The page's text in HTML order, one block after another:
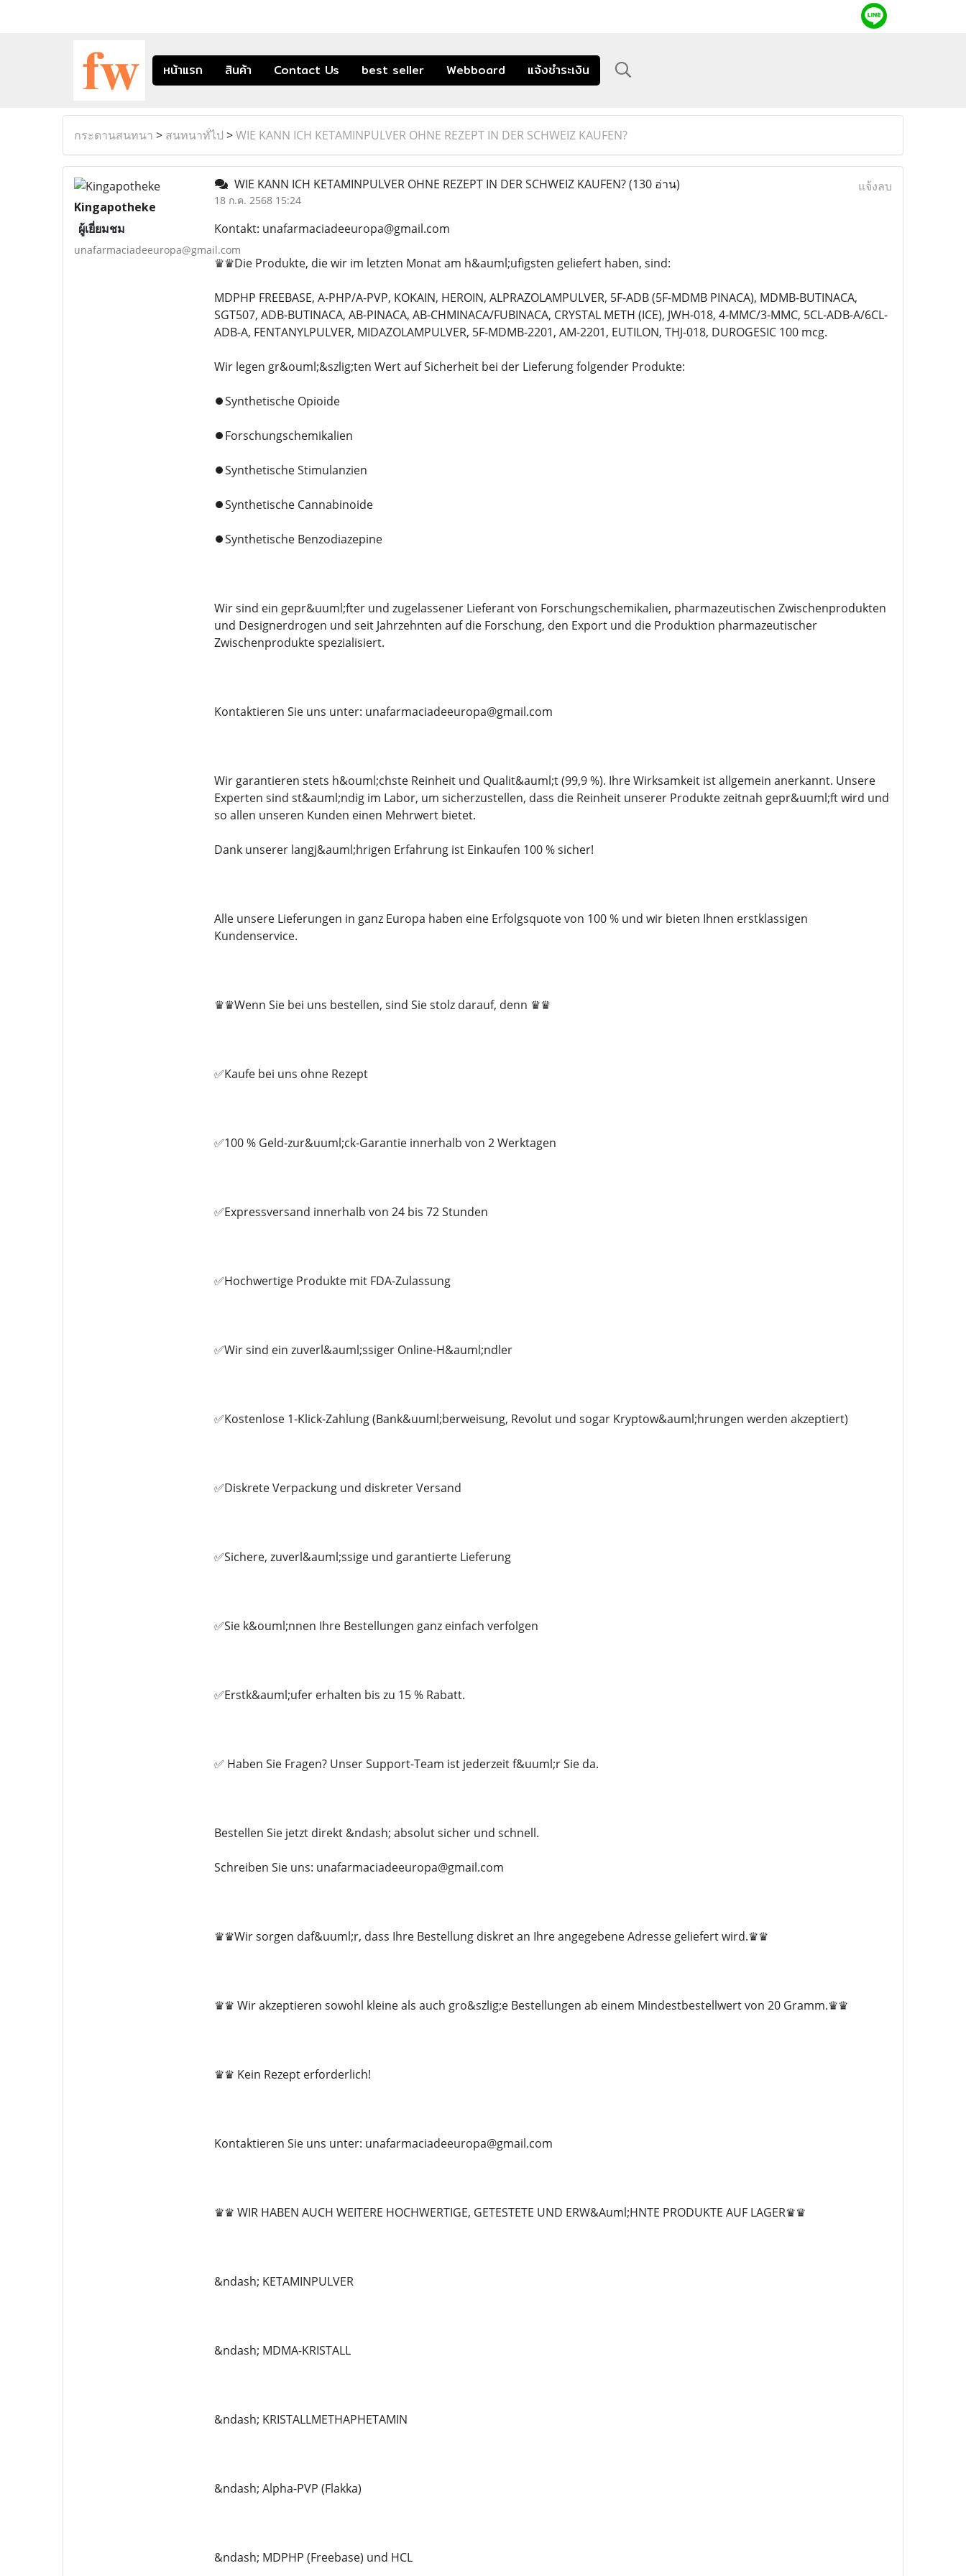
หน้าแรก สินค้า Contact Us best seller Webboard แจ้งชำระเงิน
กระดานสนทนา > สนทนาทั่ไป >WIE KANN ICH KETAMINPULVER OHNE REZEPT IN DER SCHWEIZ KAUFEN?
Kingapotheke
ผู้เยี่ยมชม
unafarmaciadeeuropa@gmail.com
WIE KANN ICH KETAMINPULVER OHNE REZEPT IN DER SCHWEIZ KAUFEN?(130 อ่าน)
18 ก.ค. 2568 15:24
แจ้งลบ
Kontakt: unafarmaciadeeuropa@gmail.com
♛♛Die Produkte, die wir im letzten Monat am h&auml;ufigsten geliefert haben, sind:
MDPHP FREEBASE, A-PHP/A-PVP, KOKAIN, HEROIN, ALPRAZOLAMPULVER, 5F-ADB (5F-MDMB PINACA), MDMB-BUTINACA,
SGT507, ADB-BUTINACA, AB-PINACA, AB-CHMINACA/FUBINACA, CRYSTAL METH (ICE), JWH-018, 4-MMC/3-MMC, 5CL-ADB-A/6CL-
ADB-A, FENTANYLPULVER, MIDAZOLAMPULVER, 5F-MDMB-2201, AM-2201, EUTILON, THJ-018, DUROGESIC 100 mcg.
Wir legen gr&ouml;&szlig;ten Wert auf Sicherheit bei der Lieferung folgender Produkte:
⏺️Synthetische Opioide
⏺️Forschungschemikalien
⏺️Synthetische Stimulanzien
⏺️Synthetische Cannabinoide
⏺️Synthetische Benzodiazepine
Wir sind ein gepr&uuml;fter und zugelassener Lieferant von Forschungschemikalien, pharmazeutischen Zwischenprodukten
und Designerdrogen und seit Jahrzehnten auf die Forschung, den Export und die Produktion pharmazeutischer
Zwischenprodukte spezialisiert.
Kontaktieren Sie uns unter: unafarmaciadeeuropa@gmail.com
Wir garantieren stets h&ouml;chste Reinheit und Qualit&auml;t (99,9 %). Ihre Wirksamkeit ist allgemein anerkannt. Unsere
Experten sind st&auml;ndig im Labor, um sicherzustellen, dass die Reinheit unserer Produkte zeitnah gepr&uuml;ft wird und
so allen unseren Kunden einen Mehrwert bietet.
Dank unserer langj&auml;hrigen Erfahrung ist Einkaufen 100 % sicher!
Alle unsere Lieferungen in ganz Europa haben eine Erfolgsquote von 100 % und wir bieten Ihnen erstklassigen
Kundenservice.
♛♛Wenn Sie bei uns bestellen, sind Sie stolz darauf, denn ♛♛
✅Kaufe bei uns ohne Rezept
✅100 % Geld-zur&uuml;ck-Garantie innerhalb von 2 Werktagen
✅Expressversand innerhalb von 24 bis 72 Stunden
✅Hochwertige Produkte mit FDA-Zulassung
✅Wir sind ein zuverl&auml;ssiger Online-H&auml;ndler
✅Kostenlose 1-Klick-Zahlung (Bank&uuml;berweisung, Revolut und sogar Kryptow&auml;hrungen werden akzeptiert)
✅Diskrete Verpackung und diskreter Versand
✅Sichere, zuverl&auml;ssige und garantierte Lieferung
✅Sie k&ouml;nnen Ihre Bestellungen ganz einfach verfolgen
✅Erstk&auml;ufer erhalten bis zu 15 % Rabatt.
✅ Haben Sie Fragen? Unser Support-Team ist jederzeit f&uuml;r Sie da.
Bestellen Sie jetzt direkt &ndash; absolut sicher und schnell.
Schreiben Sie uns: unafarmaciadeeuropa@gmail.com
♛♛Wir sorgen daf&uuml;r, dass Ihre Bestellung diskret an Ihre angegebene Adresse geliefert wird.♛♛
♛♛ Wir akzeptieren sowohl kleine als auch gro&szlig;e Bestellungen ab einem Mindestbestellwert von 20 Gramm.♛♛
♛♛ Kein Rezept erforderlich!
Kontaktieren Sie uns unter: unafarmaciadeeuropa@gmail.com
♛♛ WIR HABEN AUCH WEITERE HOCHWERTIGE, GETESTETE UND ERW&Auml;HNTE PRODUKTE AUF LAGER♛♛
&ndash; KETAMINPULVER
&ndash; MDMA-KRISTALL
&ndash; KRISTALLMETHAPHETAMIN
&ndash; Alpha-PVP (Flakka)
&ndash; MDPHP (Freebase) und HCL